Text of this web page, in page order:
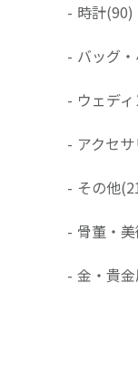
- 時計(90)
- バッグ
- ウェデ
- アクセ
- その他
- 骨董・
- 金・貴